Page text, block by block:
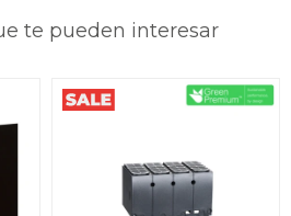
te pueden interesar